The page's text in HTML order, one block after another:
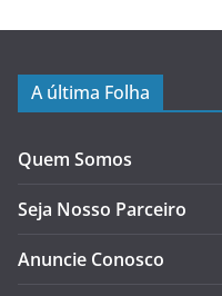
A última Folha
Quem Somos
Seja Nosso Parceiro
Anuncie Conosco